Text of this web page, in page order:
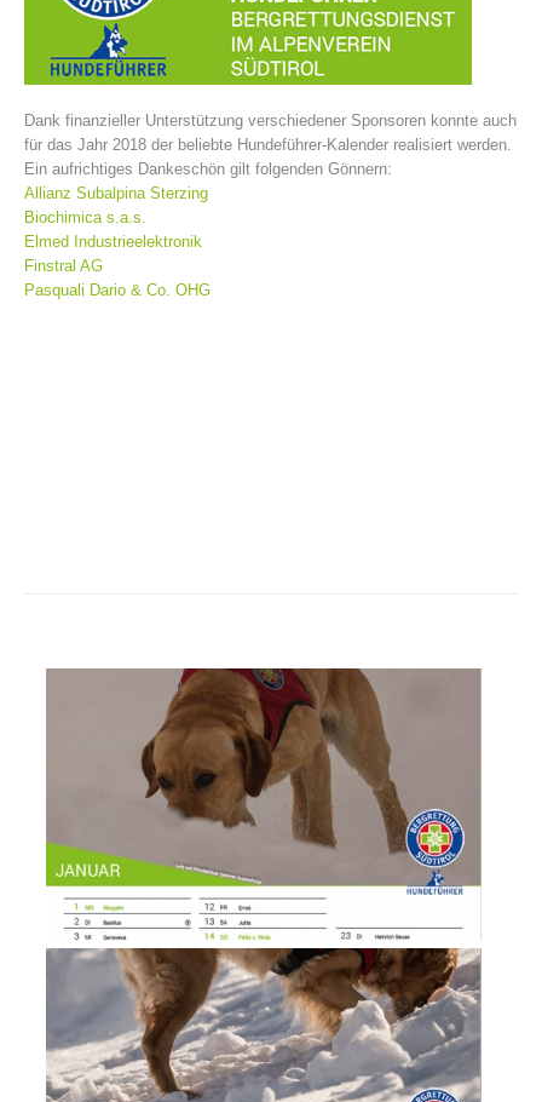
Comitato Direttivo
Dank finanzieller Unterstützung verschiedener Sponsoren konnte auch
für das Jahr 2018 der beliebte Hundeführer-Kalender realisiert werden.
Ein aufrichtiges Dankeschön gilt folgenden Gönnern:
Allianz Subalpina Sterzing
Biochimica s.a.s.
Elmed Industrieelektronik
Finstral AG
Pasquali Dario & Co. OHG